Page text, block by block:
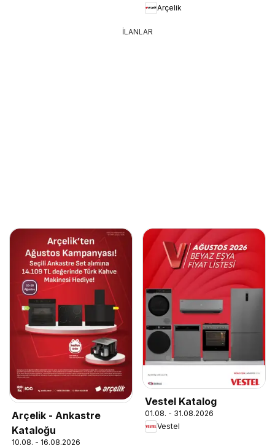
Arçelik
İLANLAR
Arçelik - Ankastre
Kataloğu
10.08. - 16.08.2026
Vestel Katalog
01.08. - 31.08.2026
Vestel